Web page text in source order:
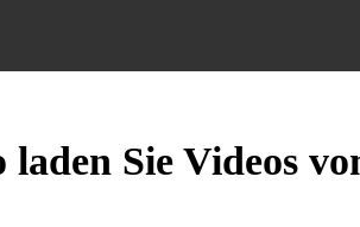
laden Sie Videos